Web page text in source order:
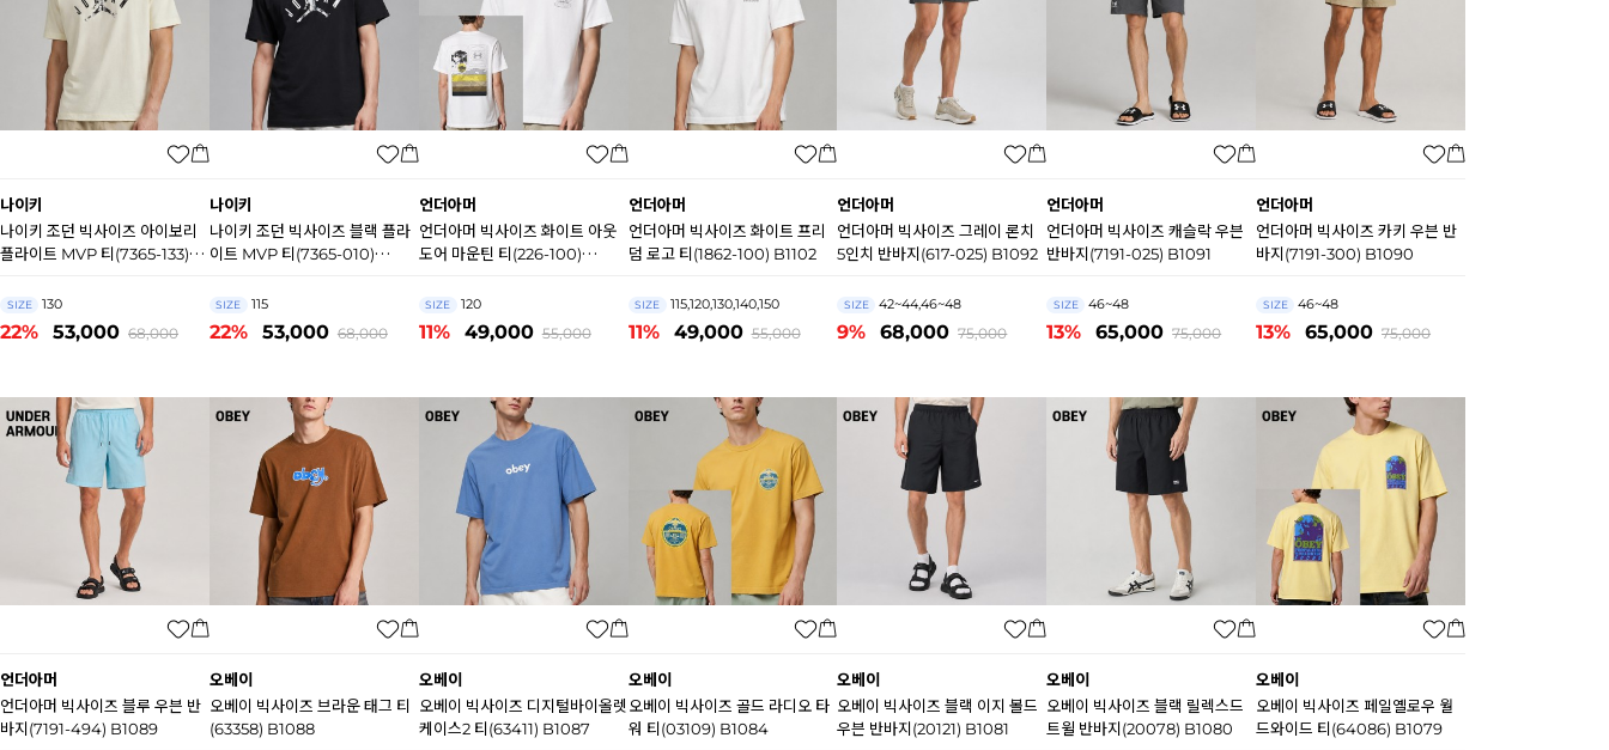
나이키
나이키 조던 빅사이즈 아이보리
플라이트 MVP 티(7365-133)
SIZE 130
22% 53,000 68,000
나이키
나이키 조던 빅사이즈 블랙 플라
이트 MVP 티(7365-010)
SIZE 115
22% 53,000 68,000
언더아머
언더아머 빅사이즈 화이트 아웃
도어 마운틴 티(226-100)
SIZE 120
11% 49,000 55,000
언더아머
언더아머 빅사이즈 화이트 프리
덤 로고 티(1862-100) B1102
SIZE 115,120,130,140,150
11% 49,000 55,000
언더아머
언더아머 빅사이즈 그레이 론치
5인치 반바지(617-025) B1092
SIZE 42~44,46~48
9% 68,000 75,000
언더아머
언더아머 빅사이즈 캐슬락 우븐
반바지(7191-025) B1091
SIZE 46~48
13% 65,000 75,000
언더아머
언더아머 빅사이즈 카키 우븐 반
바지(7191-300) B1090
SIZE 46~48
13% 65,000 75,000
언더아머
언더아머 빅사이즈 블루 우븐 반
바지(7191-494) B1089
오베이
오베이 빅사이즈 브라운 태그 티
(63358) B1088
오베이
오베이 빅사이즈 디지털바이올렛
케이스2 티(63411) B1087
오베이
오베이 빅사이즈 골드 라디오 타
워 티(03109) B1084
오베이
오베이 빅사이즈 블랙 이지 볼드
우븐 반바지(20121) B1081
오베이
오베이 빅사이즈 블랙 릴렉스드
트윌 반바지(20078) B1080
오베이
오베이 빅사이즈 페일옐로우 월
드와이드 티(64086) B1079